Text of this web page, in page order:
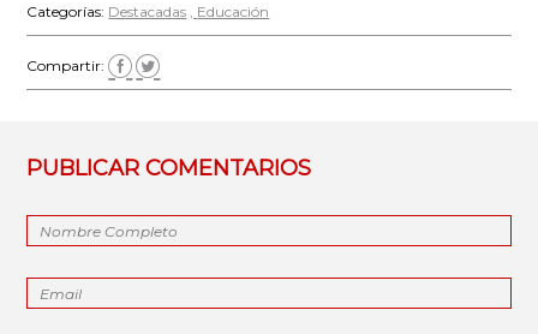
Categorías: Destacadas Educación
Compartir:
PUBLICAR COMENTARIOS